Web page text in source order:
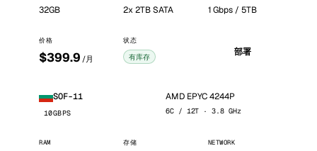
32GB 2x 2TB SATA 1 Gbps / 5TB
价格
$399.9 /月
状态
有库存 部署
SOF-11
10GBPS
AMD EPYC 4244P
6C / 12T · 3.8 GHz
RAM 存储 NETWORK